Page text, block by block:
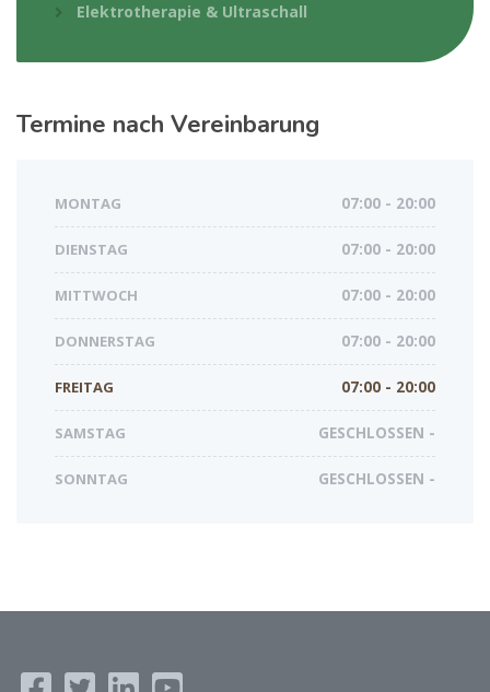
Elektrotherapie & Ultraschall
Termine nach Vereinbarung
MONTAG 07:00 - 20:00
DIENSTAG 07:00 - 20:00
MITTWOCH 07:00 - 20:00
DONNERSTAG 07:00 - 20:00
FREITAG 07:00 - 20:00
SAMSTAG GESCHLOSSEN -
SONNTAG GESCHLOSSEN -